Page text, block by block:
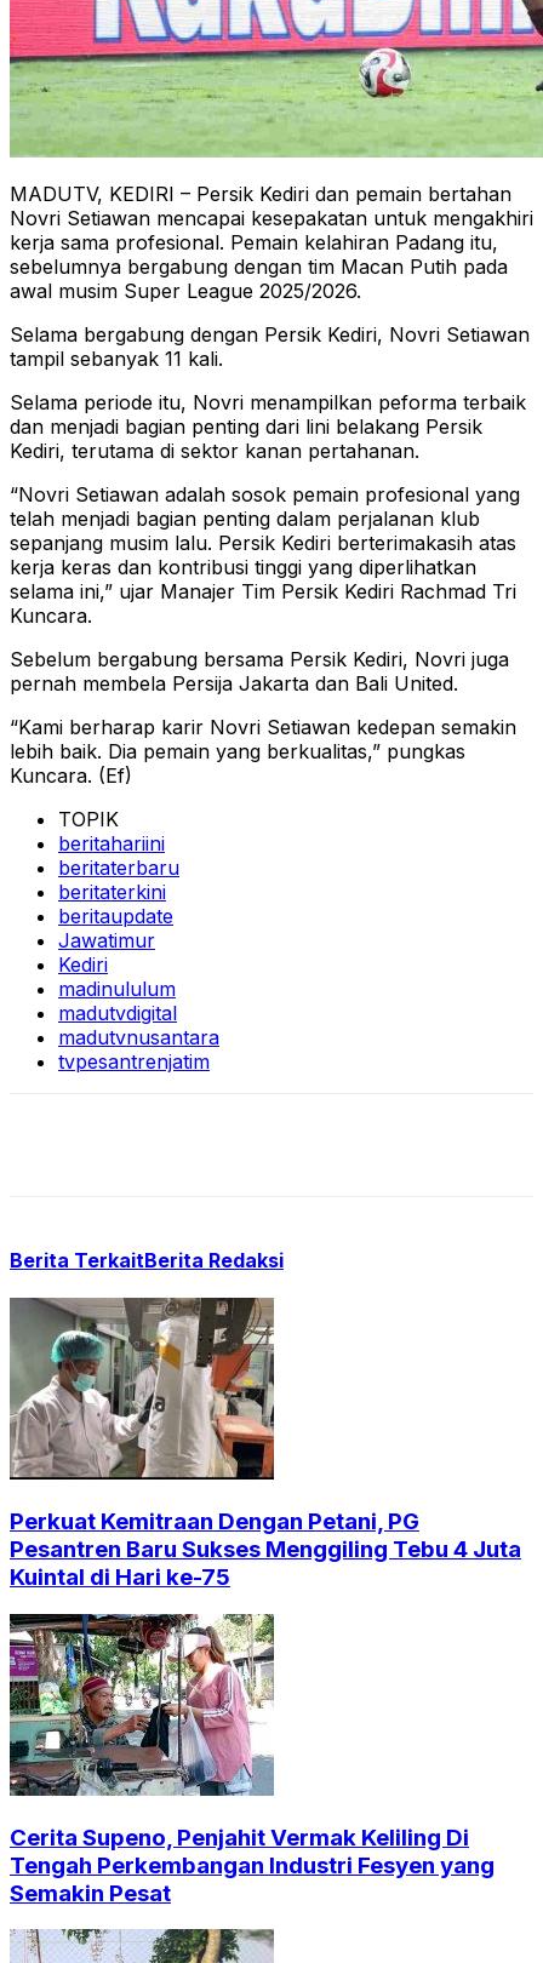
MADUTV, KEDIRI – Persik Kediri dan pemain bertahan
Novri Setiawan mencapai kesepakatan untuk mengakhiri
kerja sama profesional. Pemain kelahiran Padang itu,
sebelumnya bergabung dengan tim Macan Putih pada
awal musim Super League 2025/2026.
Selama bergabung dengan Persik Kediri, Novri Setiawan
tampil sebanyak 11 kali.
Selama periode itu, Novri menampilkan peforma terbaik
dan menjadi bagian penting dari lini belakang Persik
Kediri, terutama di sektor kanan pertahanan.
“Novri Setiawan adalah sosok pemain profesional yang
telah menjadi bagian penting dalam perjalanan klub
sepanjang musim lalu. Persik Kediri berterimakasih atas
kerja keras dan kontribusi tinggi yang diperlihatkan
selama ini,” ujar Manajer Tim Persik Kediri Rachmad Tri
Kuncara.
Sebelum bergabung bersama Persik Kediri, Novri juga
pernah membela Persija Jakarta dan Bali United.
“Kami berharap karir Novri Setiawan kedepan semakin
lebih baik. Dia pemain yang berkualitas,” pungkas
Kuncara. (Ef)
TOPIK
beritahariini
beritaterbaru
beritaterkini
beritaupdate
Jawatimur
Kediri
madinululum
madutvdigital
madutvnusantara
tvpesantrenjatim
Berita TerkaitBerita Redaksi
Perkuat Kemitraan Dengan Petani, PG
Pesantren Baru Sukses Menggiling Tebu 4 Juta
Kuintal di Hari ke-75
Cerita Supeno, Penjahit Vermak Keliling Di
Tengah Perkembangan Industri Fesyen yang
Semakin Pesat